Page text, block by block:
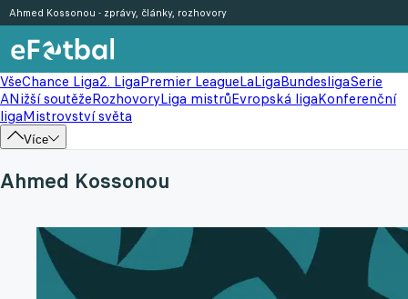
VšeChance Liga2. LigaPremier LeagueLaLigaBundesligaSerie
ANižší soutěžeRozhovoryLiga mistrůEvropská ligaKonferenční
ligaMistrovství světa
Více
Ahmed Kossonou - zprávy, články, rozhovory
Ahmed Kossonou